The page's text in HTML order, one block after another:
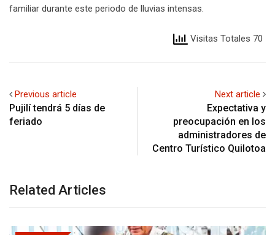
familiar durante este periodo de lluvias intensas.
Visitas Totales 70
Previous article
Pujilí tendrá 5 días de
feriado
Next article
Expectativa y
preocupación en los
administradores de
Centro Turístico Quilotoa
Related Articles